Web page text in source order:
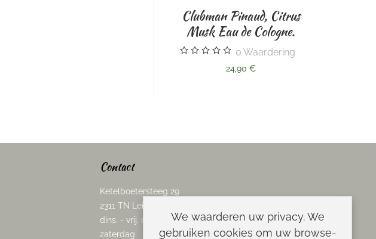
Clubman Pinaud, Citrus
Musk Eau de Cologne.
0Waardering
Omega
scheerkwast.,
Contact
Ketelboetersteeg 29
2311 TN Leiden
dins. - vrij. 08.00 - 17.00 uur
zaterdag 08.00 - 13.00 uur
We waarderen uw privacy. We
gebruiken cookies om uw browse-